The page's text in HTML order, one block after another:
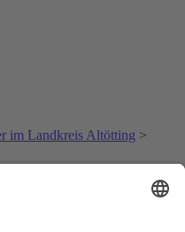
im Landkreis Altötting >